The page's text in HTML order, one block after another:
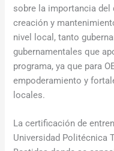
sobre la importancia
creación y
nivel local, tanto
gubernamentales que
programa, ya que para
empoderamiento y
locales.
La certificación de
Universidad Politécnica